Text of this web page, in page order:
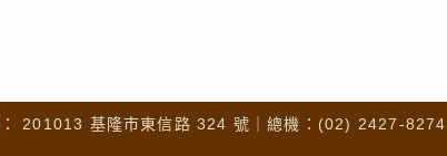
201013 基隆市東信路 324 號｜總機：(02) 2427-